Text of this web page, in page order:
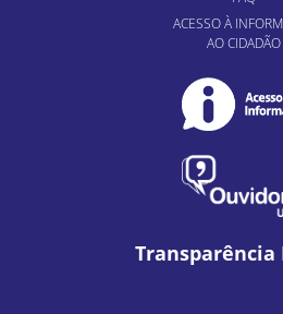
ACESSO À
AO CIDADÃO
Transparência